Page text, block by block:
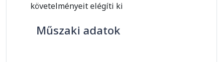
követelményeit elégíti ki
Műszaki adatok